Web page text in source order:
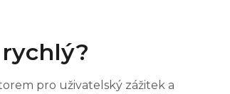
pro uživatelský zážitek a